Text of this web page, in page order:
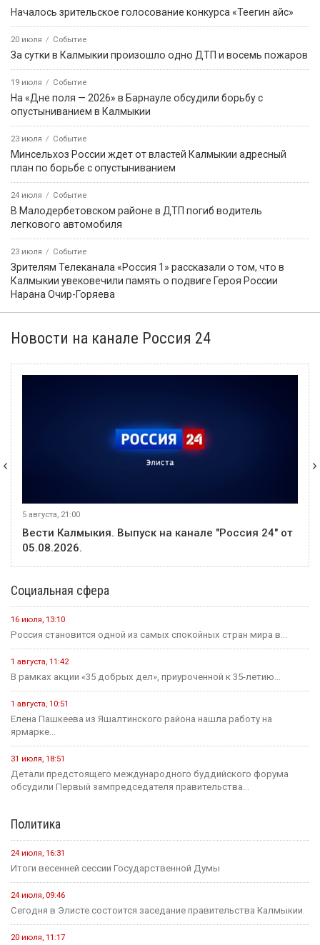
Началось зрительское голосование конкурса «Теегин айс»
20 июля Событие
За сутки в Калмыкии произошло одно ДТП и восемь пожаров
19 июля Событие
На «Дне поля — 2026» в Барнауле обсудили борьбу с
опустыниванием в Калмыкии
23 июля Событие
Минсельхоз России ждет от властей Калмыкии адресный
план по борьбе с опустыниванием
24 июля Событие
В Малодербетовском районе в ДТП погиб водитель
легкового автомобиля
23 июля Событие
Зрителям Телеканала «Россия 1» рассказали о том, что в
Калмыкии увековечили память о подвиге Героя России
Нарана Очир-Горяева
Новости на канале Россия 24
5 августа, 21:00
Вести Калмыкия. Выпуск на канале "Россия 24" от
05.08.2026.
Социальная сфера
16 июля, 13:10
Россия становится одной из самых спокойных стран мира в...
1 августа, 11:42
В рамках акции «35 добрых дел», приуроченной к 35-летию...
1 августа, 10:51
Елена Пашкеева из Яшалтинского района нашла работу на
ярмарке...
31 июля, 18:51
Детали предстоящего международного буддийского форума
обсудили Первый зампредседателя правительства...
Политика
24 июля, 16:31
Итоги весенней сессии Государственной Думы
24 июля, 09:46
Сегодня в Элисте состоится заседание правительства Калмыкии.
20 июля, 11:17